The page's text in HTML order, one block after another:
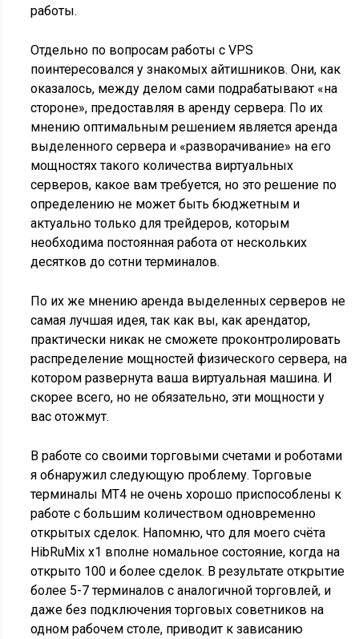
работы.
Отдельно по вопросам работы с VPS
поинтересовался у знакомых айтишников. Они, как
оказалось, между делом сами подрабатывают «на
стороне», предоставляя в аренду сервера. По их
мнению оптимальным решением является аренда
выделенного сервера и «разворачивание» на его
мощностях такого количества виртуальных
серверов, какое вам требуется, но это решение по
определению не может быть бюджетным и
актуально только для трейдеров, которым
необходима постоянная работа от нескольких
десятков до сотни терминалов.
По их же мнению аренда выделенных серверов не
самая лучшая идея, так как вы, как арендатор,
практически никак не сможете проконтролировать
распределение мощностей физического сервера, на
котором развернута ваша виртуальная машина. И
скорее всего, но не обязательно, эти мощности у
вас отожмут.
В работе со своими торговыми счетами и роботами
я обнаружил следующую проблему. Торговые
терминалы МТ4 не очень хорошо приспособлены к
работе с большим количеством одновременно
открытых сделок. Напомню, что для моего счёта
HibRuMix x1 вполне номальное состояние, когда на
открыто 100 и более сделок. В результате открытие
более 5-7 терминалов с аналогичной торговлей, и
даже без подключения торговых советников на
одном рабочем столе, приводит к зависанию